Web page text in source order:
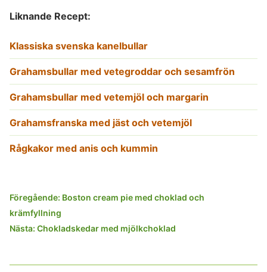
Liknande Recept:
Klassiska svenska kanelbullar
Grahamsbullar med vetegroddar och sesamfrön
Grahamsbullar med vetemjöl och margarin
Grahamsfranska med jäst och vetemjöl
Rågkakor med anis och kummin
Inläggsnavigering
Föregående: Boston cream pie med choklad och
krämfyllning
Nästa: Chokladskedar med mjölkchoklad